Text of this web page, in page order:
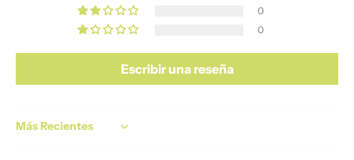
0
0
Escribir una reseña
Sort by